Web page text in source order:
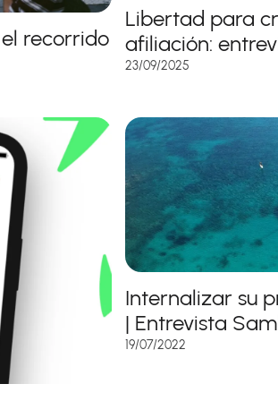
recorrido
Libertad para
afiliación:
23/09/2025
Internalizar su
| Entrevista
19/07/2022